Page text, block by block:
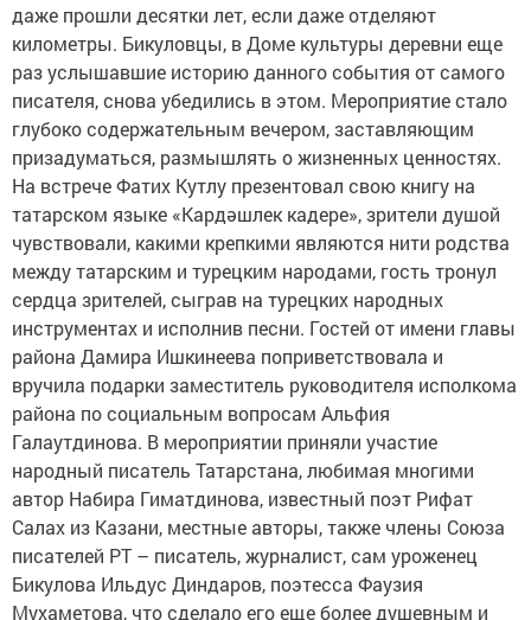
даже прошли десятки лет, если даже отделяют
километры. Бикуловцы, в Доме культуры деревни еще
раз услышавшие историю данного события от самого
писателя, снова убедились в этом. Мероприятие стало
глубоко содержательным вечером, заставляющим
призадуматься, размышлять о жизненных ценностях.
На встрече Фатих Кутлу презентовал свою книгу на
татарском языке «Кардәшлек кадере», зрители душой
чувствовали, какими крепкими являются нити родства
между татарским и турецким народами, гость тронул
сердца зрителей, сыграв на турецких народных
инструментах и исполнив песни. Гостей от имени главы
района Дамира Ишкинеева поприветствовала и
вручила подарки заместитель руководителя исполкома
района по социальным вопросам Альфия
Галаутдинова. В мероприятии приняли участие
народный писатель Татарстана, любимая многими
автор Набира Гиматдинова, известный поэт Рифат
Салах из Казани, местные авторы, также члены Союза
писателей РТ – писатель, журналист, сам уроженец
Бикулова Ильдус Диндаров, поэтесса Фаузия
Мухаметова, что сделало его еще более душевным и